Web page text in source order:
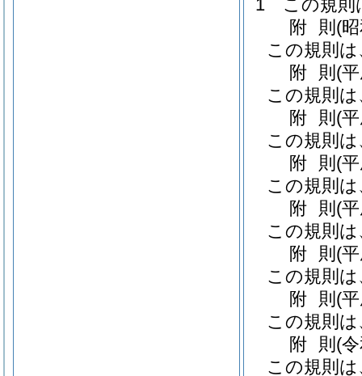
1
この規則
附 則 (
この規則
附 則 (
この規則
附 則 (
この規則
附 則 (
この規則
附 則 (
この規則
附 則 (
この規則
附 則 (
この規則
附 則 (
この規則